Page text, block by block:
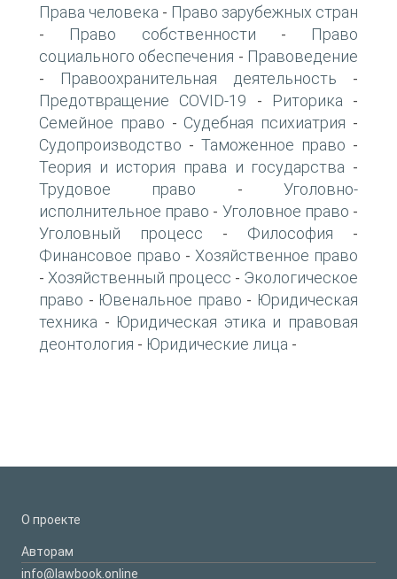
Права человека - Право зарубежных стран
- Право собственности -
Право
социального обеспечения - Правоведение
- Правоохранительная деятельность -
Предотвращение COVID-19 - Риторика -
Семейное право - Судебная психиатрия -
Судопроизводство - Таможенное право -
Теория и история права и государства -
Трудовое право -Уголовно-
исполнительное право - Уголовное право -
Уголовный процесс - Философия -
Финансовое право - Хозяйственное право
- Хозяйственный процесс - Экологическое
право - Ювенальное право - Юридическая
техника - Юридическая этика и правовая
деонтология - Юридические лица -
О проекте
Авторам
info@lawbook.online